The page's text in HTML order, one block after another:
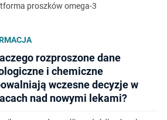
proszków omega-3
rozproszone dane
i chemiczne
wczesne decyzje w
nad nowymi lekami?